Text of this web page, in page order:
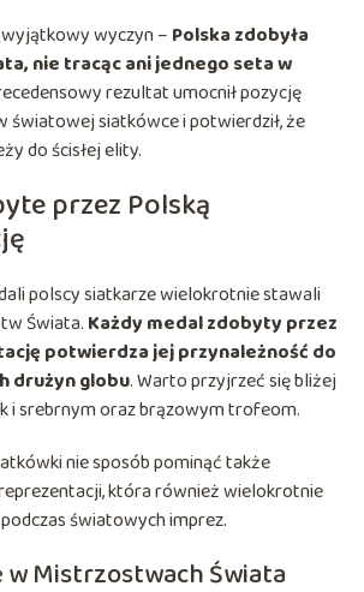
wyjątkowy wyczyn – Polska zdobyła
nie tracąc ani jednego seta w
rezultat umocnił pozycję
światowej siatkówce i potwierdził, że
do ścisłej elity.
przez Polską
polscy siatkarze wielokrotnie stawali
Świata. Każdy medal zdobyty przez
potwierdza jej przynależność do
drużyn globu. Warto przyjrzeć się bliżej
i srebrnym oraz brązowym trofeom.
nie sposób pominąć także
która również wielokrotnie
światowych imprez.
w Mistrzostwach Świata